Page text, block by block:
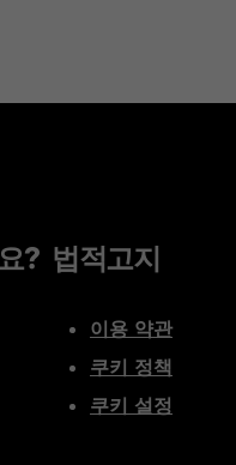
? 법적고지
이용 약관
쿠키 정책
쿠키 설정